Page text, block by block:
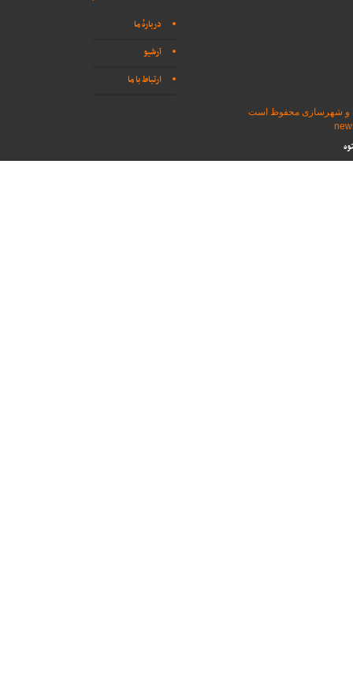
دربارهٔ ما
آرشیو
ارتباط با ما
و شهرسازی محفوظ است